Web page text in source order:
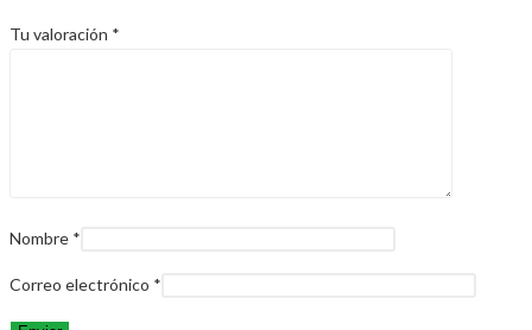
Tu valoración *
Nombre *
Correo electrónico *